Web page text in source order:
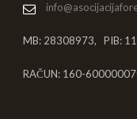
MB: 28308973, PIB:
RAČUN: 160-